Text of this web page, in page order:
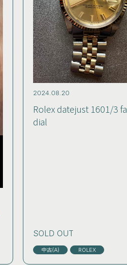
2024.08.20
Rolex datejust 1601/3
dial
SOLD OUT
中古(A) ROLEX